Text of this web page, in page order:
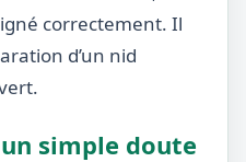
correctement. Il
d’un nid
simple doute